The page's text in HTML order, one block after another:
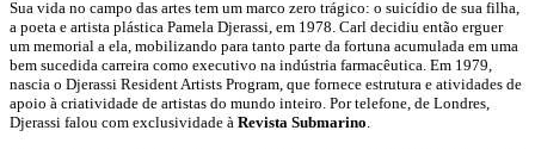
Sua vida no campo das artes tem um marco zero trágico: o suicídio de sua filha,
a poeta e artista plástica Pamela Djerassi, em 1978. Carl decidiu então erguer
um memorial a ela, mobilizando para tanto parte da fortuna acumulada em uma
bem sucedida carreira como executivo na indústria farmacêutica. Em 1979,
nascia o Djerassi Resident Artists Program, que fornece estrutura e atividades de
apoio à criatividade de artistas do mundo inteiro. Por telefone, de Londres,
Djerassi falou com exclusividade à Revista Submarino.